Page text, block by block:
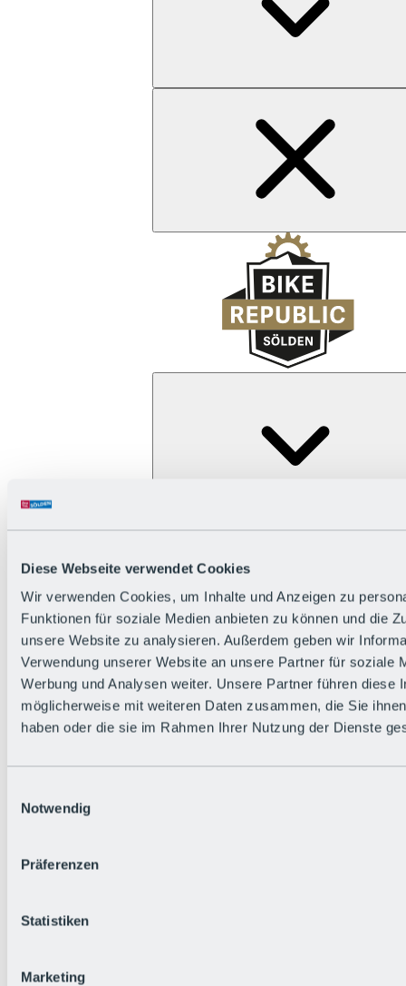
Diese Webseite verwendet Cookies
Wir verwenden Cookies, um Inhalte und Anzeigen zu
Funktionen für soziale Medien anbieten zu können und die
unsere Website zu analysieren. Außerdem geben wir
Verwendung unserer Website an unsere Partner für soziale
Werbung und Analysen weiter. Unsere Partner führen diese
möglicherweise mit weiteren Daten zusammen, die Sie
haben oder die sie im Rahmen Ihrer Nutzung der Dienste
Notwendig
Präferenzen
Statistiken
Marketing
Bürger:in werden
Bikepark-Rules
Bikepark-Partnerschaften
Nachhaltigkeit in der BRS
Bikepark & Tickets